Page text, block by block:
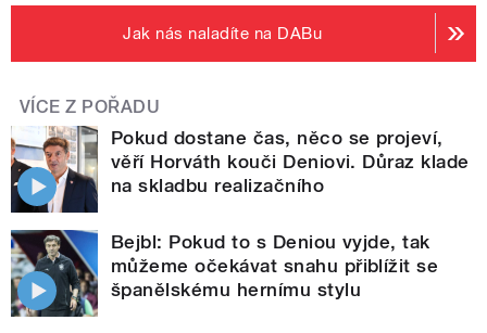
Jak nás naladíte na DABu
VÍCE Z POŘADU
Pokud dostane čas, něco se projeví,
věří Horváth kouči Deniovi. Důraz klade
na skladbu realizačního
Bejbl: Pokud to s Deniou vyjde, tak
můžeme očekávat snahu přiblížit se
španělskému hernímu stylu